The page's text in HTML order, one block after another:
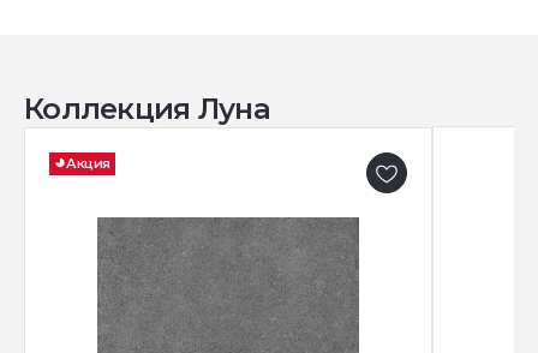
Коллекция Луна
Акция